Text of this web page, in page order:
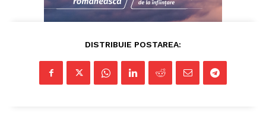
DISTRIBUIE POSTAREA: